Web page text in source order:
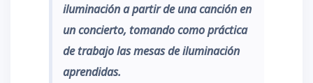
iluminación a partir de una canción en
un concierto, tomando como práctica
de trabajo las mesas de iluminación
aprendidas.